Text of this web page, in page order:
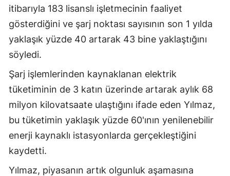
itibarıyla 183 lisanslı işletmecinin faaliyet
gösterdiğini ve şarj noktası sayısının son 1 yılda
yaklaşık yüzde 40 artarak 43 bine yaklaştığını
söyledi.
Şarj işlemlerinden kaynaklanan elektrik
tüketiminin de 3 katın üzerinde artarak aylık 68
milyon kilovatsaate ulaştığını ifade eden Yılmaz,
bu tüketimin yaklaşık yüzde 60'ının yenilenebilir
enerji kaynaklı istasyonlarda gerçekleştiğini
kaydetti.
Yılmaz, piyasanın artık olgunluk aşamasına